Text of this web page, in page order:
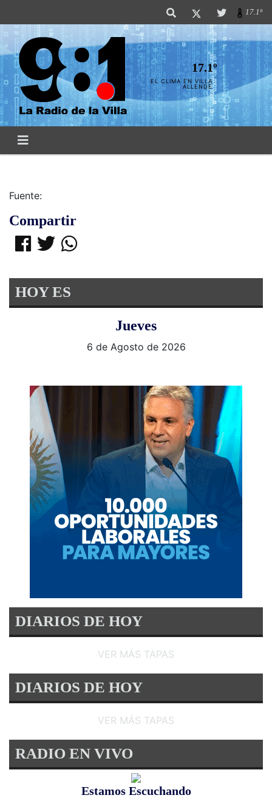
17.1º
17.1º
EL CLIMA EN VILLA
ALLENDE
Fuente:
Compartir
HOY ES
Jueves
6 de Agosto de 2026
DIARIOS DE HOY
VER MÁS TAPAS
DIARIOS DE HOY
VER MÁS TAPAS
RADIO EN VIVO
Estamos Escuchando